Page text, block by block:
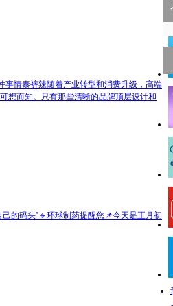
事情泰裤辣随着产业转型和消费升级，高端
想而知。只有那些清晰的品牌顶层设计和
的码头”🔹环球制药提醒您📌今天是正月初